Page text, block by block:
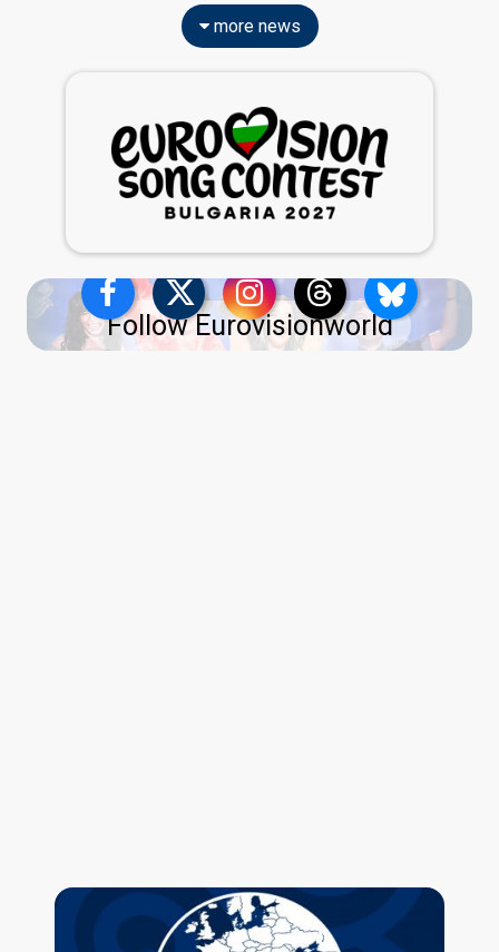
more news
Follow Eurovisionworld